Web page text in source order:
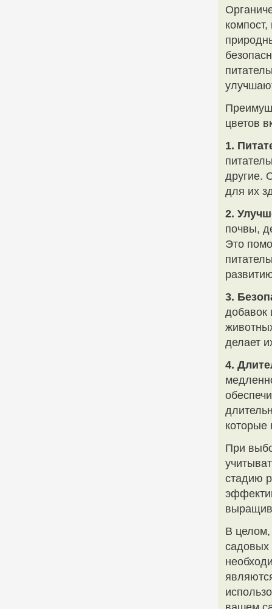
цветов
1.
другие.
для их
2.
почвы,
Это
3.
добавок
делает
4.
которые
При
стадию
В целом,
садовых